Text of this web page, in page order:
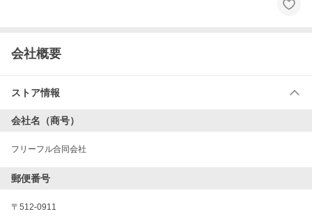
会社概要
ストア情報
会社名（商号）
フリーフル合同会社
郵便番号
〒 512-0911